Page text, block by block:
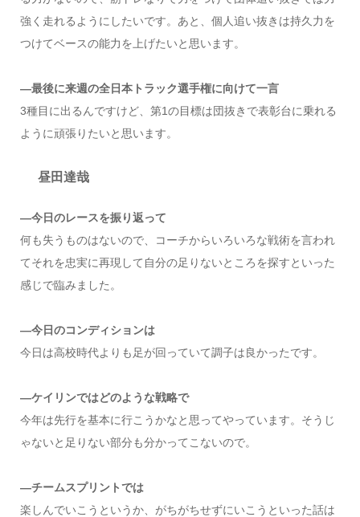
強く走れるようにしたいです。あと、個人追い抜きは持久力を
つけてベースの能力を上げたいと思います。
―最後に来週の全日本トラック選手権に向けて一言
3種目に出るんですけど、第1の目標は団抜きで表彰台に乗れる
ように頑張りたいと思います。
昼田達哉
―今日のレースを振り返って
何も失うものはないので、コーチからいろいろな戦術を言われ
てそれを忠実に再現して自分の足りないところを探すといった
感じで臨みました。
―今日のコンディションは
今日は高校時代よりも足が回っていて調子は良かったです。
―ケイリンではどのような戦略で
今年は先行を基本に行こうかなと思ってやっています。そうじ
ゃないと足りない部分も分かってこないので。
―チームスプリントでは
楽しんでいこうというか、がちがちせずにいこうといった話は